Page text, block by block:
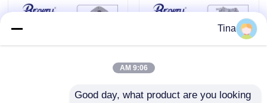
أخبار
اطلب اقتباس
Tina
9:06 AM
Good day, what product are you looking